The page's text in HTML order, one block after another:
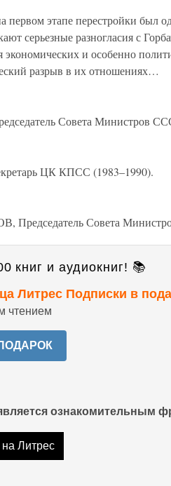
этапе перестройки был
серьезные разногласия с
экономических и особенно
разрыв в их отношениях…
Совета Министров
ЦК КПСС (1983–1990).
Совета
книг и аудиокниг! 📚
Литрес Подписки в
чтением
ознакомительным
Литрес